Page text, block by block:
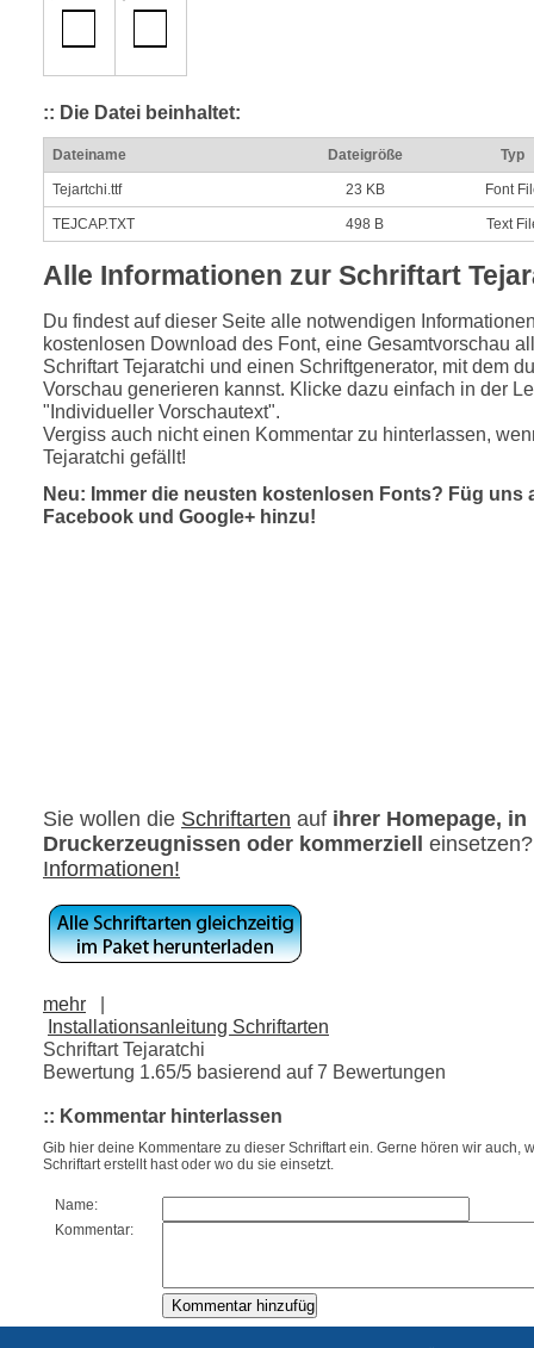
:: Die Datei beinhaltet:
Dateiname Dateigröße Typ
Tejartchi.ttf 23 KB Font
TEJCAP.TXT 498 B Text
Alle Informationen zur Schriftart
Du findest auf dieser Seite alle notwendigen
kostenlosen Download des Font, eine Gesamtvorschau
Schriftart Tejaratchi und einen Schriftgenerator, mit dem
Vorschau generieren kannst. Klicke dazu einfach in der
"Individueller Vorschautext".
Vergiss auch nicht einen Kommentar zu hinterlassen,
Tejaratchi gefällt!
Neu: Immer die neusten kostenlosen Fonts? Füg uns
Facebook und Google+ hinzu!
Sie wollen die Schriftarten auf ihrer Homepage, in
Druckerzeugnissen oder kommerziell
Informationen!
mehr
|
Installationsanleitung Schriftarten
Schriftart Tejaratchi
Bewertung 1.65/5 basierend auf7 Bewertungen
:: Kommentar hinterlassen
Gib hier deine Kommentare zu dieser Schriftart ein. Gerne hören wir auch,
Schriftart erstellt hast oder wo du sie einsetzt.
Name:
Kommentar: